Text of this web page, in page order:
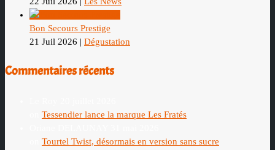
Bon Secours Prestige
21 Juil 2026 | Dégustation
Commentaires récents
Tessendier lance la marque Les Fratés
Tourtel Twist, désormais en version sans sucre